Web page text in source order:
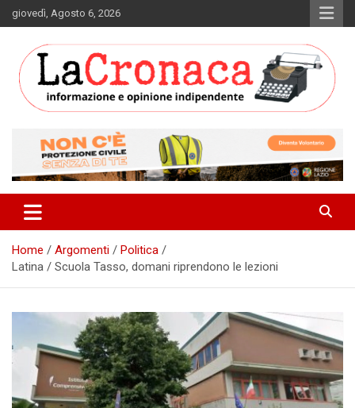
Skip
to
giovedì, Agosto 6, 2026
La Cronaca Quotidiano
Home Argomenti
Politica
Latina / Scuola Tasso, domani riprendono le lezioni